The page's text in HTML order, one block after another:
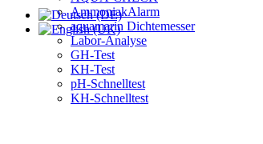
AmmoniakAlarm
aquamarin Dichtemesser
Labor-Analyse
GH-Test
KH-Test
pH-Schnelltest
KH-Schnelltest